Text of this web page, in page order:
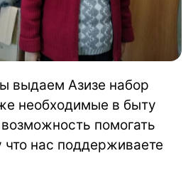
выдаем Азизе набор
необходимые в быту
помогать
нас поддерживаете